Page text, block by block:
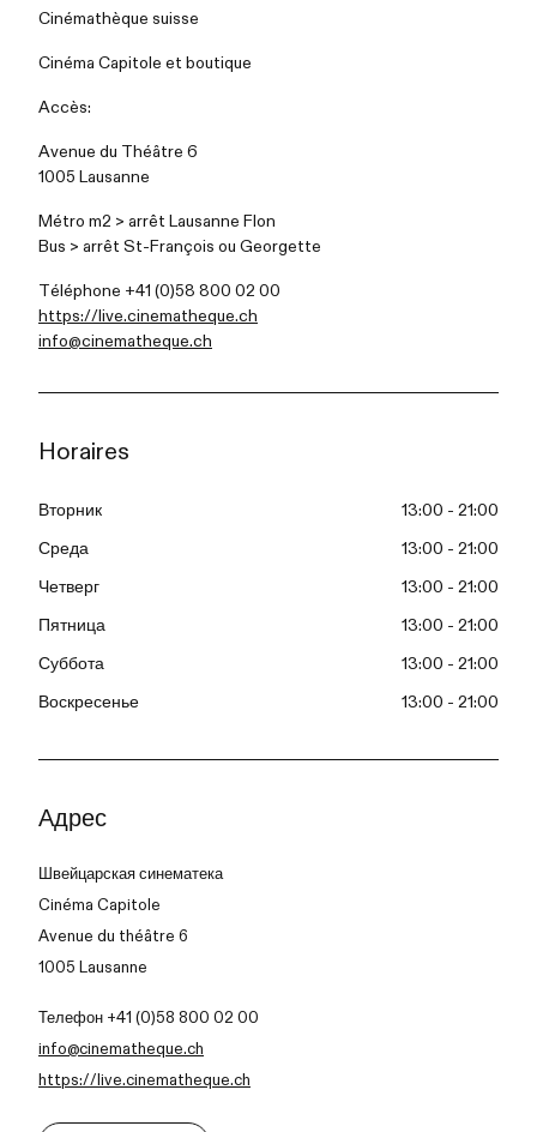
Cinémathèque suisse
Cinéma Capitole et boutique
Accès:
Avenue du Théâtre 6
1005 Lausanne
Métro m2 > arrêt Lausanne Flon
Bus > arrêt St-François ou Georgette
Téléphone +41 (0)58 800 02 00
https://live.cinematheque.ch
info@cinematheque.ch
Horaires
Вторник 13:00 - 21:00
Среда 13:00 - 21:00
Четверг 13:00 - 21:00
Пятница 13:00 - 21:00
Суббота 13:00 - 21:00
Воскресенье 13:00 - 21:00
Адрес
Швейцарская синематека
Cinéma Capitole
Avenue du théâtre 6
1005 Lausanne
Телефон +41 (0)58 800 02 00
info@cinematheque.ch
https://live.cinematheque.ch